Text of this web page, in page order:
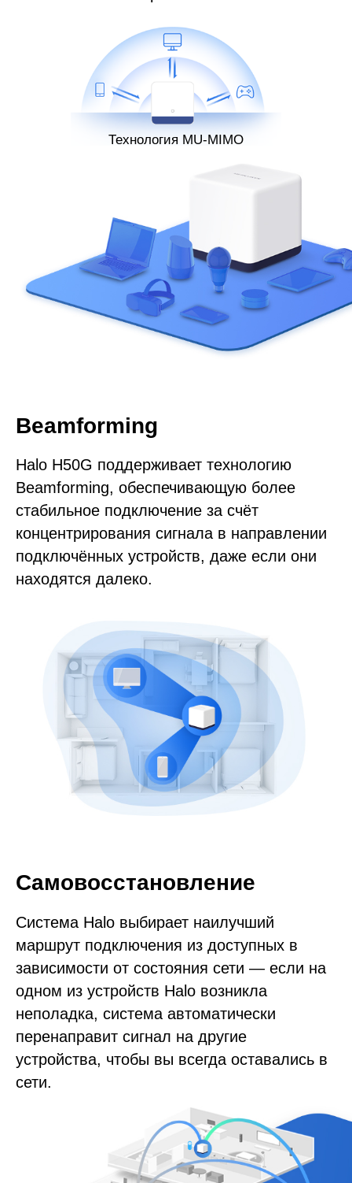
Технология MU-MIMO
Beamforming
Halo H50G поддерживает технологию
Beamforming, обеспечивающую более
стабильное подключение за счёт
концентрирования сигнала в направлении
подключённых устройств, даже если они
находятся далеко.
Самовосстановление
Система Halo выбирает наилучший
маршрут подключения из доступных в
зависимости от состояния сети — если на
одном из устройств Halo возникла
неполадка, система автоматически
перенаправит сигнал на другие
устройства, чтобы вы всегда оставались в
сети.